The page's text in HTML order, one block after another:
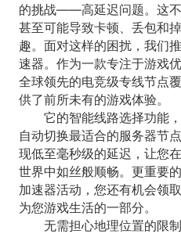
的挑战——高延迟问题。这不
甚至可能导致卡顿、丢包和
趣。面对这样的困扰，我们
速器。作为一款专注于游戏
全球领先的电竞级专线节点
供了前所未有的游戏体验。
它的智能线路选择功能
自动切换最适合的服务器节
现低至毫秒级的延迟，让您
世界中如丝般顺畅。更重要
加速器活动，您还有机会领
为您游戏生活的一部分。
无需担心地理位置的限